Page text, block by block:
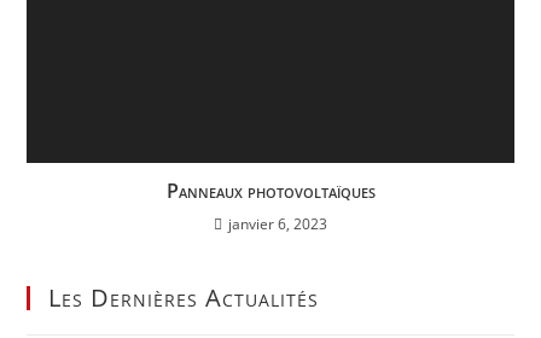
Panneaux photovoltaïques
janvier 6, 2023
Les Dernières Actualités